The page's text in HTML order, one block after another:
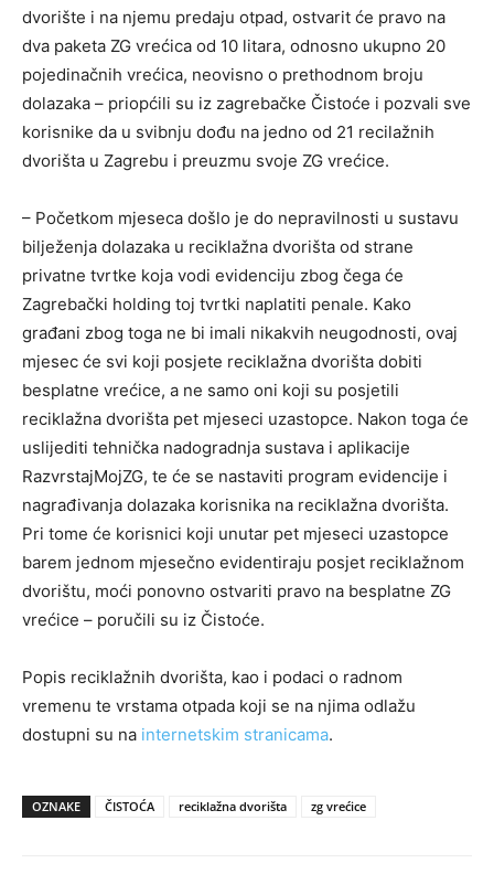
dvorište i na njemu predaju otpad, ostvarit će pravo na
dva paketa ZG vrećica od 10 litara, odnosno ukupno 20
pojedinačnih vrećica, neovisno o prethodnom broju
dolazaka – priopćili su iz zagrebačke Čistoće i pozvali sve
korisnike da u svibnju dođu na jedno od 21 recilažnih
dvorišta u Zagrebu i preuzmu svoje ZG vrećice.
– Početkom mjeseca došlo je do nepravilnosti u sustavu
bilježenja dolazaka u reciklažna dvorišta od strane
privatne tvrtke koja vodi evidenciju zbog čega će
Zagrebački holding toj tvrtki naplatiti penale. Kako
građani zbog toga ne bi imali nikakvih neugodnosti, ovaj
mjesec će svi koji posjete reciklažna dvorišta dobiti
besplatne vrećice, a ne samo oni koji su posjetili
reciklažna dvorišta pet mjeseci uzastopce. Nakon toga će
uslijediti tehnička nadogradnja sustava i aplikacije
RazvrstajMojZG, te će se nastaviti program evidencije i
nagrađivanja dolazaka korisnika na reciklažna dvorišta.
Pri tome će korisnici koji unutar pet mjeseci uzastopce
barem jednom mjesečno evidentiraju posjet reciklažnom
dvorištu, moći ponovno ostvariti pravo na besplatne ZG
vrećice – poručili su iz Čistoće.
Popis reciklažnih dvorišta, kao i podaci o radnom
vremenu te vrstama otpada koji se na njima odlažu
dostupni su na internetskim stranicama.
OZNAKE ČISTOĆA reciklažna dvorišta zg vrećice